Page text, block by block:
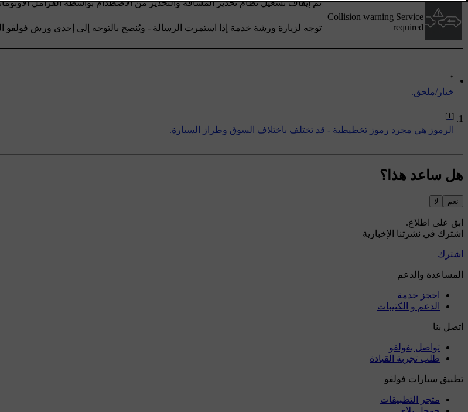
Collision warning Service
required
تم إيقاف تشغيل نظام تحذير المسافة والتحذير من الاصطدام بواسطة الفرامل
توجه لزيارة ورشة خدمة إذا استمرت الرسالة - ويُنصح بالتوجه إلى إحدى ورش فولفو
*
‏خيار/ملحق.
[1]
الرموز هي مجرد رموز تخطيطية - قد تختلف باختلاف السوق وطراز السيارة.
هل ساعد هذا؟
نعم لا